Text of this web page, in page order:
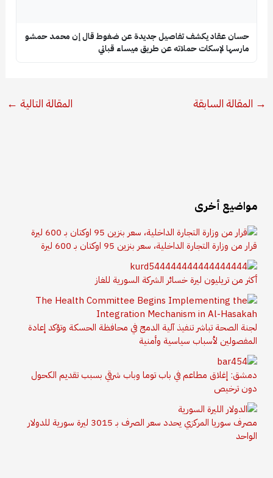
حسان عقاد يكشف تفاصيل جديدة عن ضغوط قال إن محمد حمشو
مارسها لإسكات حملاته عن طريق ميساء قباني
→ المقالة السابقة المقالة التالية ←
مواضيع أخرى
قرار من وزارة التجارة الداخلية، سعر بنزين 95 اوكتان بـ 600 ليرة
أكثر من تريليون ليرة خسائر الشركة السورية للغاز
لجنة الصحة تباشر تنفيذ آلية الدمج في محافظة الحسكة وتؤكد إعادة
المفصولين لأسباب سياسية وأمنية
دمشق: إغلاق مطاعم في باب توما وباب شرقي بسبب تقديم الكحول
دون ترخيص
مصرف سوريا المركزي يحدد سعر الصرف بـ 3015 ليرة سورية للدولار
الواحد